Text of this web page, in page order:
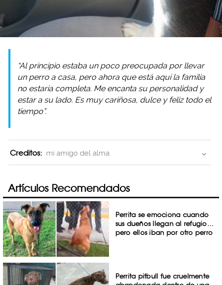
“Al principio estaba un poco preocupada por llevar
un perro a casa, pero ahora que está aquí la familia
no estaría completa. Me encanta su personalidad y
estar a su lado. Es muy cariñosa, dulce y feliz todo el
tiempo”.
Creditos: mi amigo del alma
Artículos Recomendados
Perrita se emociona cuando
sus dueños llegan al refugio…
pero ellos iban por otro perro
Perrita pitbull fue cruelmente